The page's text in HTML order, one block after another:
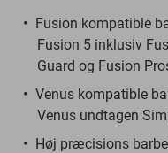
Fusion kompatible
Fusion 5 inklusiv
Guard og Fusion
Venus kompatible
Venus undtagen
Høj præcisions